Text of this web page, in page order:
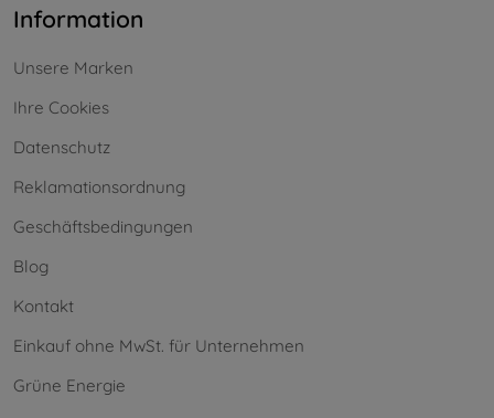
Information
Unsere Marken
Ihre Cookies
Datenschutz
Reklamationsordnung
Geschäftsbedingungen
Blog
Kontakt
Einkauf ohne MwSt. für Unternehmen
Grüne Energie